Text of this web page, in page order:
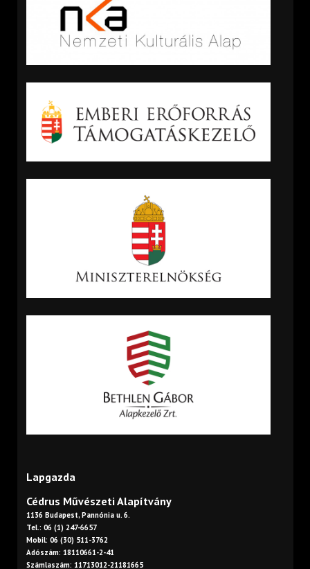
Lapgazda
Cédrus Művészeti Alapítvány
1136 Budapest, Pannónia u. 6.
Tel.: 06 (1) 247-6657
Mobil: 06 (30) 511-3762
Adószám: 18110661-2-41
Számlaszám: 11713012-21181665